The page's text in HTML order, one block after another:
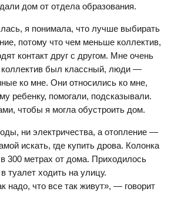
дом от отдела образования.
я понимала, что лучше выбирать
потому что чем меньше коллектив,
контакт друг с другом. Мне очень
коллектив был классный, люди —
ко мне. Они относились ко мне,
ребенку, помогали, подсказывали.
чтобы я могла обустроить дом.
ни электричества, а отопление —
искать, где купить дрова. Колонка
300 метрах от дома. Приходилось
туалет ходить на улицу.
надо, что все так живут», — говорит